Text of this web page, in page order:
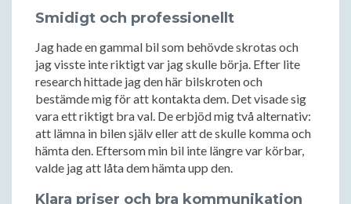
Smidigt och professionellt
Jag hade en gammal bil som behövde skrotas och
jag visste inte riktigt var jag skulle börja. Efter lite
research hittade jag den här bilskroten och
bestämde mig för att kontakta dem. Det visade sig
vara ett riktigt bra val. De erbjöd mig två alternativ:
att lämna in bilen själv eller att de skulle komma och
hämta den. Eftersom min bil inte längre var körbar,
valde jag att låta dem hämta upp den.
Klara priser och bra kommunikation